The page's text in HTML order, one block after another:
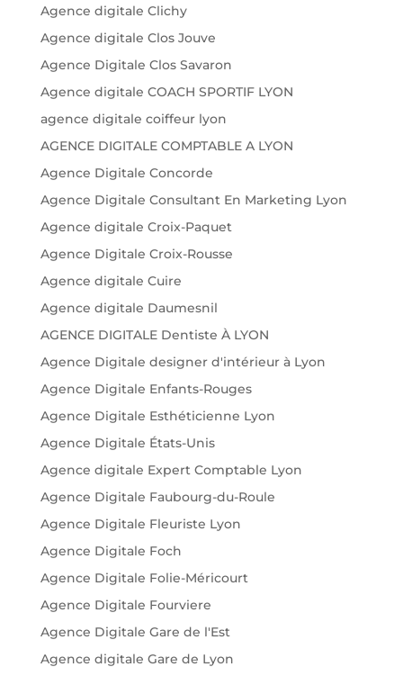
Agence digitale Clichy
Agence digitale Clos Jouve
Agence Digitale Clos Savaron
Agence digitale COACH SPORTIF LYON
agence digitale coiffeur lyon
AGENCE DIGITALE COMPTABLE A LYON
Agence Digitale Concorde
Agence Digitale Consultant En Marketing Lyon
Agence digitale Croix-Paquet
Agence Digitale Croix-Rousse
Agence digitale Cuire
Agence digitale Daumesnil
AGENCE DIGITALE Dentiste À LYON
Agence Digitale designer d'intérieur à Lyon
Agence Digitale Enfants-Rouges
Agence Digitale Esthéticienne Lyon
Agence Digitale États-Unis
Agence digitale Expert Comptable Lyon
Agence Digitale Faubourg-du-Roule
Agence Digitale Fleuriste Lyon
Agence Digitale Foch
Agence Digitale Folie-Méricourt
Agence Digitale Fourviere
Agence Digitale Gare de l'Est
Agence digitale Gare de Lyon